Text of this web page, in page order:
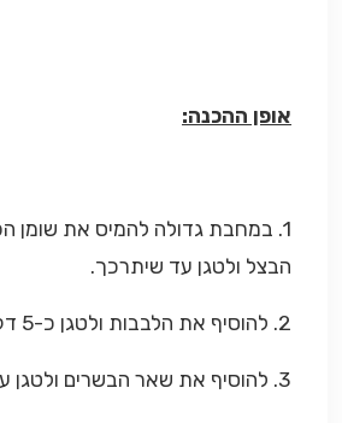
אופן ההכנה:
1. במחבת גדולה להמיס את שומן
הבצל ולטגן עד שיתרכך.
2. להוסיף את הלבבות ולטגן כ-5 דקות.
3. להוסיף את שאר הבשרים ולטגן עוד כ-5 דקות.